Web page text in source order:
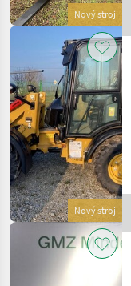
Nový stroj
Nový stroj